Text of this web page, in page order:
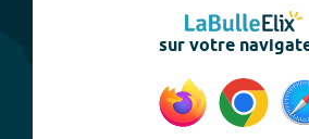
sur votre